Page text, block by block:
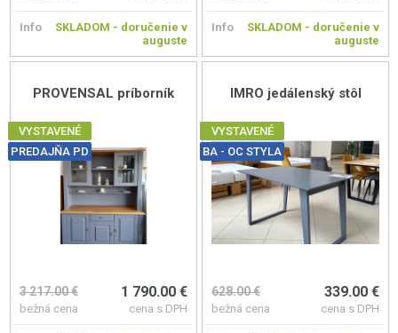
Info
SKLADOM - doručenie v
auguste
Info
SKLADOM - doručenie v
auguste
PROVENSAL príborník
VYSTAVENÉ
PREDAJŇA PD
3 217.00 €
bežná cena
1 790.00 €
cena s DPH
IMRO jedálenský stôl
VYSTAVENÉ
BA - OC STYLA
628.00 €
bežná cena
339.00 €
cena s DPH